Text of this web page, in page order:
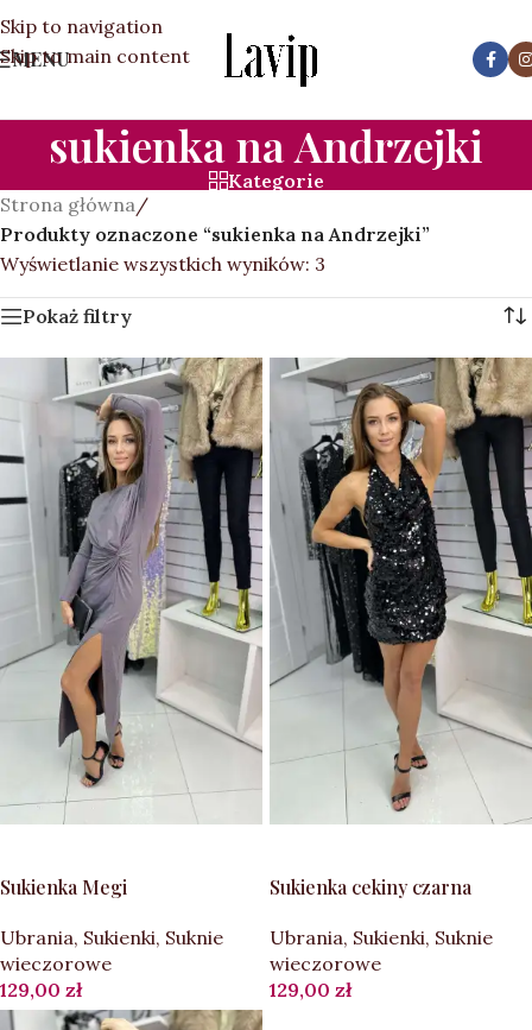
Skip to navigation
Skip to main content
MENU
sukienka na Andrzejki
Kategorie
Strona główna/
Produkty oznaczone “sukienka na Andrzejki”
Wyświetlanie wszystkich wyników: 3
Pokaż filtry
Sukienka Megi
Ubrania, Sukienki, Suknie
wieczorowe
129,00 zł
Sukienka cekiny czarna
Ubrania, Sukienki, Suknie
wieczorowe
129,00 zł